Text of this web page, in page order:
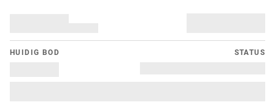
HUIDIG ​​BOD STATUS